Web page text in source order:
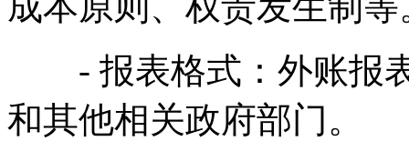
- 报表格式：外账报表
和其他相关政府部门。